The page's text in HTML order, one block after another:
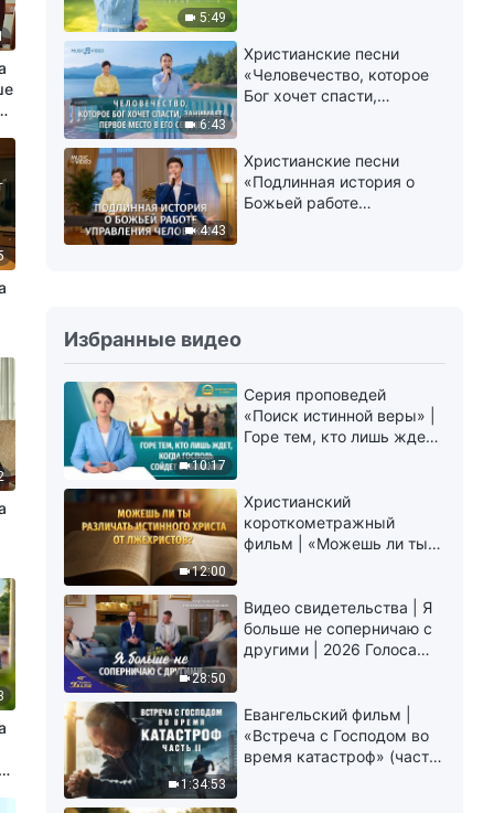
5:49
6:43
Христианские песни
«Человечество, которое
Бог хочет спасти,
4:43
Христианские песни
«Подлинная история о
Божьей работе
Избранные видео
10:17
Серия проповедей
«Поиск истинной веры» |
Горе тем, кто лишь ждет,
12:00
Христианский
короткометражный
фильм | «Можешь ли ты
28:50
Видео свидетельства | Я
больше не соперничаю с
другими | 2026 Голоса
1:34:53
Евангельский фильм |
«Встреча с Господом во
время катастроф» (часть